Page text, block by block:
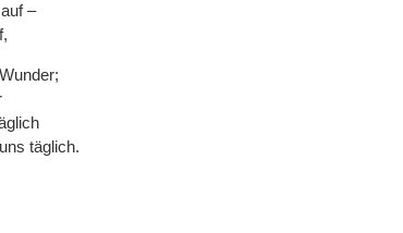
–
täglich.